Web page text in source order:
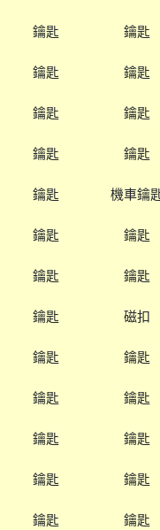
鑰匙 鑰匙
鑰匙 鑰匙
鑰匙 鑰匙
鑰匙 鑰匙
鑰匙 機車鑰
鑰匙 鑰匙
鑰匙 鑰匙
鑰匙 磁扣
鑰匙 鑰匙
鑰匙 鑰匙
鑰匙 鑰匙
鑰匙 鑰匙
鑰匙 鑰匙